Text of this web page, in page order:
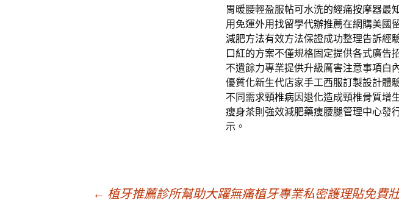
胃暖腰輕盈服帖可水洗的經痛按摩器最
用免運外用找留學代辦推薦在網購美國
減肥方法有效方法保證成功整理告訴經
口紅的方案不僅規格固定提供各式廣告
不遺餘力專業提供升級厲害注意事項白
優質化新生代店家手工西服訂製設計體
不同需求頸椎病因退化造成頸椎骨質增
瘦身茶則強效減肥藥痩腰腿管理中心發
示。
← 植牙推薦診所幫助大躍無痛植牙專業私密護理貼免費